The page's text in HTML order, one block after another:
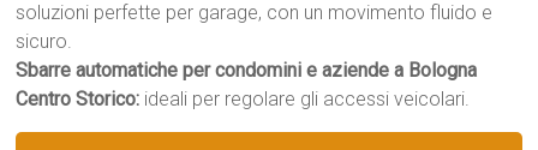
soluzioni perfette per garage, con un movimento fluido e
sicuro.
Sbarre automatiche per condomini e aziende a Bologna
Centro Storico: ideali per regolare gli accessi veicolari.